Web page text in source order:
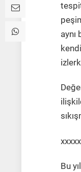
aynı
Bu